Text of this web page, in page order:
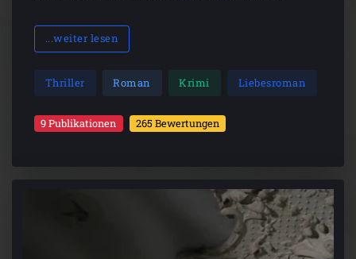
...weiter lesen
Thriller Roman Krimi Liebesroman
9 Publikationen 265 Bewertungen